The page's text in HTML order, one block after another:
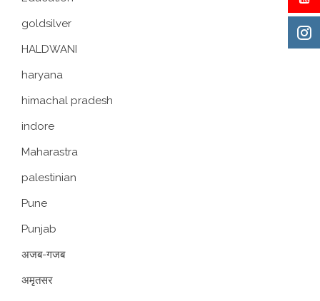
goldsilver
HALDWANI
haryana
himachal pradesh
indore
Maharastra
palestinian
Pune
Punjab
अजब-गजब
अमृतसर